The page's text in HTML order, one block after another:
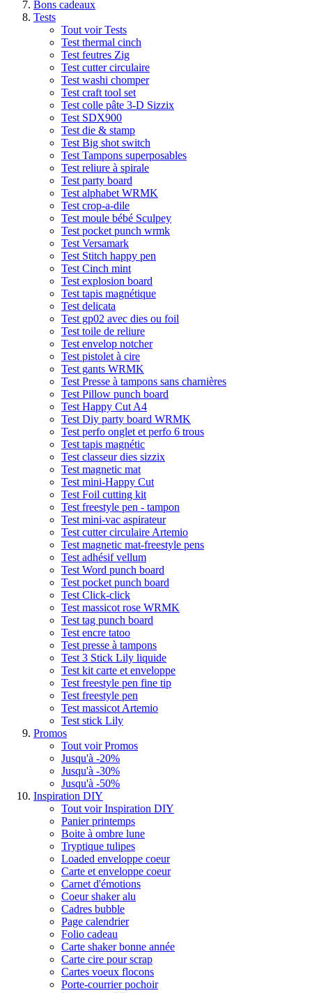
Bons cadeaux
Tests
Tout voir Tests
Test thermal cinch
Test feutres Zig
Test cutter circulaire
Test washi chomper
Test craft tool set
Test colle pâte 3-D Sizzix
Test SDX900
Test die & stamp
Test Big shot switch
Test Tampons superposables
Test reliure à spirale
Test party board
Test alphabet WRMK
Test crop-a-dile
Test moule bébé Sculpey
Test pocket punch wrmk
Test Versamark
Test Stitch happy pen
Test Cinch mint
Test explosion board
Test tapis magnétique
Test delicata
Test gp02 avec dies ou foil
Test toile de reliure
Test envelop notcher
Test pistolet à cire
Test gants WRMK
Test Presse à tampons sans charnières
Test Pillow punch board
Test Happy Cut A4
Test Diy party board WRMK
Test perfo onglet et perfo 6 trous
Test tapis magnétic
Test classeur dies sizzix
Test magnetic mat
Test mini-Happy Cut
Test Foil cutting kit
Test freestyle pen - tampon
Test mini-vac aspirateur
Test cutter circulaire Artemio
Test magnetic mat-freestyle pens
Test adhésif vellum
Test Word punch board
Test pocket punch board
Test Click-click
Test massicot rose WRMK
Test tag punch board
Test encre tatoo
Test presse à tampons
Test 3 Stick Lily liquide
Test kit carte et enveloppe
Test freestyle pen fine tip
Test freestyle pen
Test massicot Artemio
Test stick Lily
Promos
Tout voir Promos
Jusqu'à -20%
Jusqu'à -30%
Jusqu'à -50%
Inspiration DIY
Tout voir Inspiration DIY
Panier printemps
Boite à ombre lune
Tryptique tulipes
Loaded enveloppe coeur
Carte et enveloppe coeur
Carnet d'émotions
Coeur shaker alu
Cadres bubble
Page calendrier
Folio cadeau
Carte shaker bonne année
Carte cire pour scrap
Cartes voeux flocons
Porte-courrier pochoir